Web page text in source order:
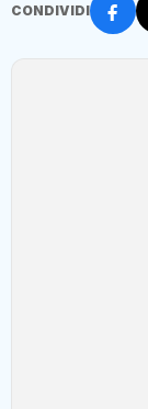
CONDIVIDI